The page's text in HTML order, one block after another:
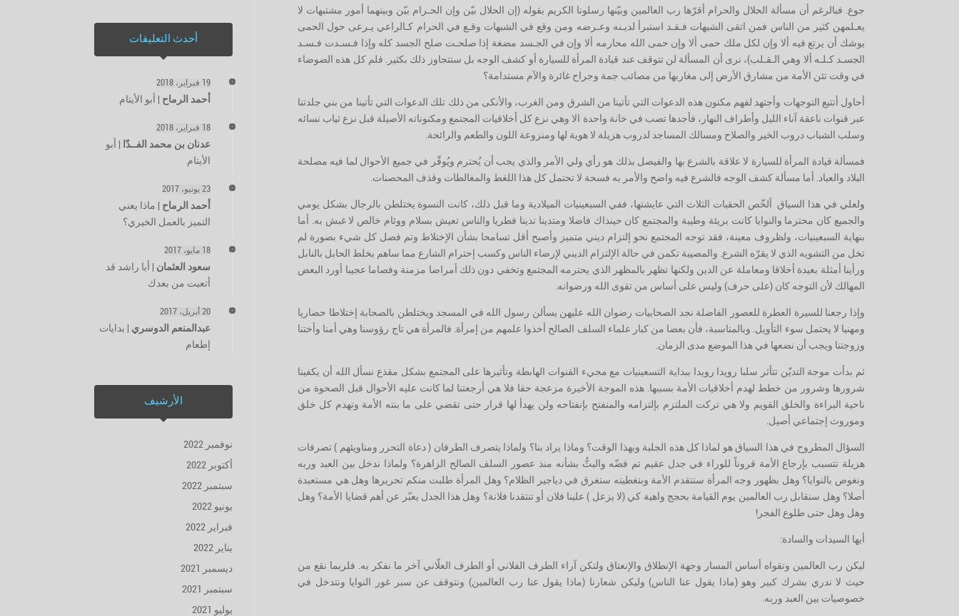
جوع. فبالرغم أن مسألة الحلال والحرام أقرّها رب العالمين وبيّنها رسلونا الكريم بقوله (إن الحلال بيّن وإن الحـرام بيّن وبينهما أمور مشتبهات لا
يعـلمهن كثير من الناس فمن اتقى الشبهات فـقـد استبرأ لديـنه وعـرضه ومن وقع في الشبهات وقـع في الحرام كـالراعي يـرعى حول الحمى
يوشك أن يرتع فيه ألا وإن لكل ملك حمى ألا وإن حمى الله محارمه ألا وإن في الجـسد مضغة إذا صلحـت صلح الجسد كله وإذا فـسـدت فـسـد
الجسـد كـلـه ألا وهي الـقـلب)، نرى أن المسألة لن تتوقف عند قيادة المرأة للسيارة أو كشف الوجه بل ستتجاوز ذلك بكثير. فلم كل هذه الضوضاء
في وقت تئن الأمة من مشارق الأرض إلى مغاربها من مصائب جمة وجراح غائرة والآم مستدامة؟
أحاول أتتبع التوجهات وأجتهد لفهم مكنون هذه الدعوات التي تأتينا من الشرق ومن الغرب، والأنكى من ذلك تلك الدعوات التي تأتينا من بني جلدتنا
عبر قنوات ناعقة آناء الليل وأطراف النهار، فأجدها تصب في خانة واحدة الا وهي نزع كل أخلاقيات المجتمع ومكنوناته الأصيلة قبل نزع ثياب نسائه
وسلب الشباب دروب الخير والصلاح ومسالك المساجد لدروب هزيلة لا هوية لها ومنزوعة اللون والطعم والرائحة.
فمسألة قيادة المرأة للسيارة لا علاقة بالشرع بها والفيصل بذلك هو رأي ولي الأمر والذي يجب أن يُحترم ويُوقّر في جميع الأحوال لما فيه مصلحة
البلاد والعباد. أما مسألة كشف الوجه فالشرع فيه واضح والأمر به فسحة لا تحتمل كل هذا اللغط والمغالطات وقذف المحصنات.
ولعلي في هذا السياق ألخّص الحقبات الثلاث التي عايشتها، ففي السبعينيات الميلادية وما قبل ذلك، كانت النسوة يختلطن بالرجال بشكل يومي
والجميع كان محترما والنوايا كانت بريئة وطيبة والمجتمع كان حينذاك فاضلا ومتدينا تدينا فطريا والناس تعيش بسلام ووئام خالص لا غبش به. أما
بنهاية السبعينيات، ولظروف معينة، فقد توجه المجتمع نحو إلتزام ديني متميز وأصبح أقل تسامحا بشأن الإختلاط وتم فصل كل شيء بصورة لم
تخل من التشويه الذي لا يقرّه الشرع. والمصيبة تكمن في حالة الإلتزام الديني لإرضاء الناس وكسب إحترام الشارع مما ساهم بخلط الحابل بالنابل
ورأينا أمثلة بعيدة أخلاقا ومعاملة عن الدين ولكنها تظهر بالمظهر الذي يحترمه المجتمع وتخفي دون ذلك أمراضا مزمنة وفصاما عجيبا أورد البعض
المهالك لأن التوجه كان (على حرف) وليس على أساس من تقوى الله ورضوانه.
وإذا رجعنا للسيرة العطرة للعصور الفاضلة نجد الصحابيات رضوان الله عليهن يسألن رسول الله في المسجد ويختلطن بالصحابة إختلاطا حضاريا
ومهنيا لا يحتمل سوء التأويل. وبالمناسبة، فأن بعضا من كبار علماء السلف الصالح أخذوا علمهم من إمرأة. فالمرأة هي تاج رؤوسنا وهي أمنا وأختنا
وزوجتنا ويجب أن نضعها في هذا الموضع مدى الزمان.
ثم بدأت موجة التديّن تتأثر سلبا رويدا رويدا ببداية التسعينيات مع مجيء القنوات الهابطة وتأثيرها على المجتمع بشكل مقذع نسأل الله أن يكفينا
شرورها وشرور من خطط لهدم أخلاقيات الأمة بسببها. هذه الموجة الأخيرة مزعجة حقا فلا هي أرجعتنا لما كانت عليه الأحوال قبل الصحوة من
ناحية البراءة والخلق القويم ولا هي تركت الملتزم بإلتزامه والمنفتح بإنفتاحه ولن يهدأ لها قرار حتى تقضي على ما بنته الأمة وتهدم كل خلق
وموروث إجتماعي أصيل.
السؤال المطروح في هذا السياق هو لماذا كل هذه الجلبة وبهذا الوقت؟ وماذا يراد بنا؟ ولماذا يتصرف الطرفان ( دعاة التحرر ومناويئهم ) تصرفات
هزيلة تتسبب بإرجاع الأمة قروناً للوراء في جدل عقيم تم فضّه والبتُّ بشأنه منذ عصور السلف الصالح الزاهرة؟ ولماذا ندخل بين العبد وربه
ونغوص بالنوايا؟ وهل بظهور وجه المرأة ستتقدم الأمة وبتغطيته ستغرق في دياجير الظلام؟ وهل المرأة طلبت منكم تحريرها وهل هي مستعبدة
أصلا؟ وهل سنقابل رب العالمين يوم القيامة بحجج واهية كي (لا يزعل ) علينا فلان أو تنتقدنا فلانة؟ وهل هذا الجدل يعبّر عن أهم قضايا الأمة؟ وهل
وهل وهل حتى طلوع الفجر!
أيها السيدات والسادة:
ليكن رب العالمين وتقواه أساس المسار وجهة الإنطلاق والإنعتاق ولتكن آراء الطرف الفلاني أو الطرف العلّاني آخر ما نفكر به. فلربما نقع من
حيث لا ندري بشرك كبير وهو (ماذا يقول عنا الناس) وليكن شعارنا (ماذا يقول عنا رب العالمين) ونتوقف عن سبر غور النوايا ونتدخل في
خصوصيات بين العبد وربه.
أحدث التعليقات
19 فبراير، 2018
أحمد الرماح أبو الأيتام
18 فبراير، 2018
عدنان بن محمد الفــدّا
أبو
الأيتام
23 يونيو، 2017
أحمد الرماح
ماذا يعني
التميز بالعمل الخيري؟
18 مايو، 2017
سعود العثمان
أبا راشد قد
أتعبت من بعدك
20 أبريل، 2017
عبدالمنعم الدوسري
بدايات
إطعام
الأرشيف
نوفمبر 2022
أكتوبر 2022
سبتمبر 2022
يونيو 2022
فبراير 2022
يناير 2022
ديسمبر 2021
سبتمبر 2021
يوليو 2021